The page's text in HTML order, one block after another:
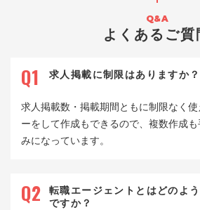
よくあるご質
求人掲載に制限はありますか？
求人掲載数・掲載期間ともに制限なく
ーをして作成もできるので、複数作成
みになっています。
転職エージェントとはどのよ
ですか？